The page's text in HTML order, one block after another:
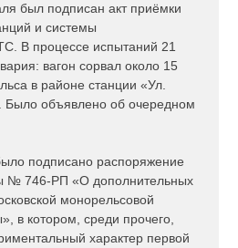
был подписан акт приёмки
и системы
В процессе испытаний 21
вагон сорвал около 15
в районе станции «Ул.
Было объявлено об очередном
подписано распоряжение
№ 746-РП «О дополнительных
монорельсовой
в котором, среди прочего,
характер первой